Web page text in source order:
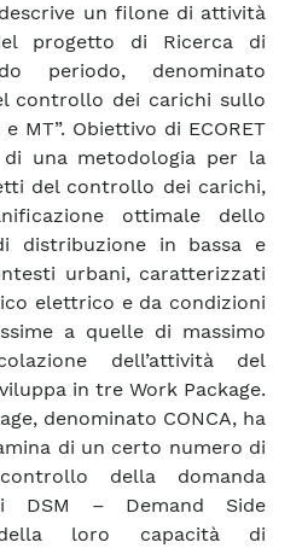
un filone di attività
progetto di Ricerca di
periodo, denominato
controllo dei carichi sullo
MT”. Obiettivo di ECORET
una metodologia per la
del controllo dei carichi,
ottimale dello
distribuzione in bassa e
urbani, caratterizzati
elettrico e da condizioni
a quelle di massimo
dell’attività del
in tre Work Package.
denominato CONCA, ha
di un certo numero di
della domanda
DSM – Demand Side
loro capacità di